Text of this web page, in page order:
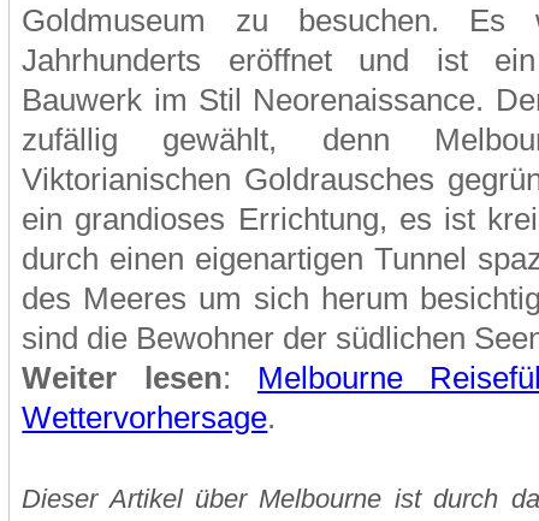
Goldmuseum zu besuchen.
Jahrhunderts eröffnet und ist ein
Bauwerk im Stil Neorenaissance.
zufällig gewählt, denn
Viktorianischen Goldrausches
ein grandioses Errichtung, es ist
durch einen eigenartigen Tunnel
des Meeres um sich herum
sind die Bewohner der südlichen
Weiter lesen: Melbourne
Wettervorhersage.
Dieser Artikel über Melbourne ist durch